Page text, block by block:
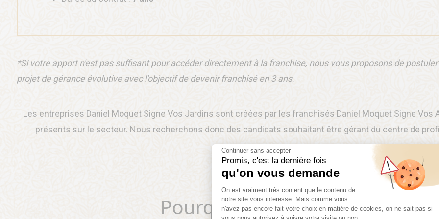
Continuer sans accepter
Promis, c'est la dernière fois
qu'on vous demande
Plateforme de Gestion du
On est vraiment très content que le contenu de
notre site vous intéresse. Mais comme vous
n'avez pas encore fait votre choix en matière de cookies, on ne sait pas si
*Si votre apport n'est pas suffisant pour accéder directement à la franchise, nous vous proposons de postuler
projet de gérance évolutive avec l'objectif de devenir franchisé en 3 ans.
Les entreprises Daniel Moquet Signe Vos Jardins sont créées par les franchisés Daniel Moquet Signe Vos
présents sur le secteur. Nous recherchons donc des candidats souhaitant être gérant du centre de
Pourquoirejoindre Daniel